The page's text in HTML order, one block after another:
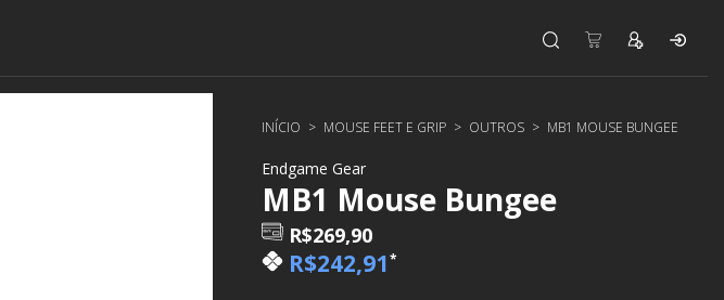
INÍCIO > MOUSE FEET E GRIP > OUTROS > MB1 MOUSE BUNGEE
Endgame Gear
MB1 Mouse Bungee
R$269,90
R$242,91*